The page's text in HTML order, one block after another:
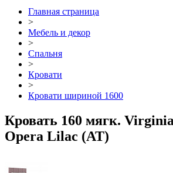
Главная страница
>
Мебель и декор
>
Спальня
>
Кровати
>
Кровати шириной 1600
Кровать 160 мягк.
Opera Lilac (AT)